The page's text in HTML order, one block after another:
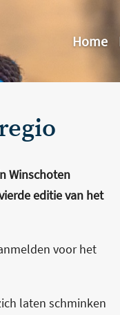
Home
Winschoten
editie van het
voor het
laten schminken